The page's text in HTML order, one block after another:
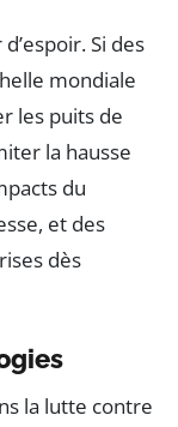
Si des
mondiale
les puits de
la hausse
du
et des
dès
la lutte contre